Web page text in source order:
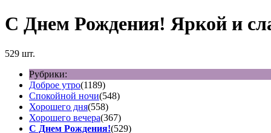
С Днем Рождения! Яркой и
529 шт.
Рубрики:
Доброе утро(1189)
Спокойной ночи(548)
Хорошего дня(558)
Хорошего вечера(367)
С Днем Рождения!(529)